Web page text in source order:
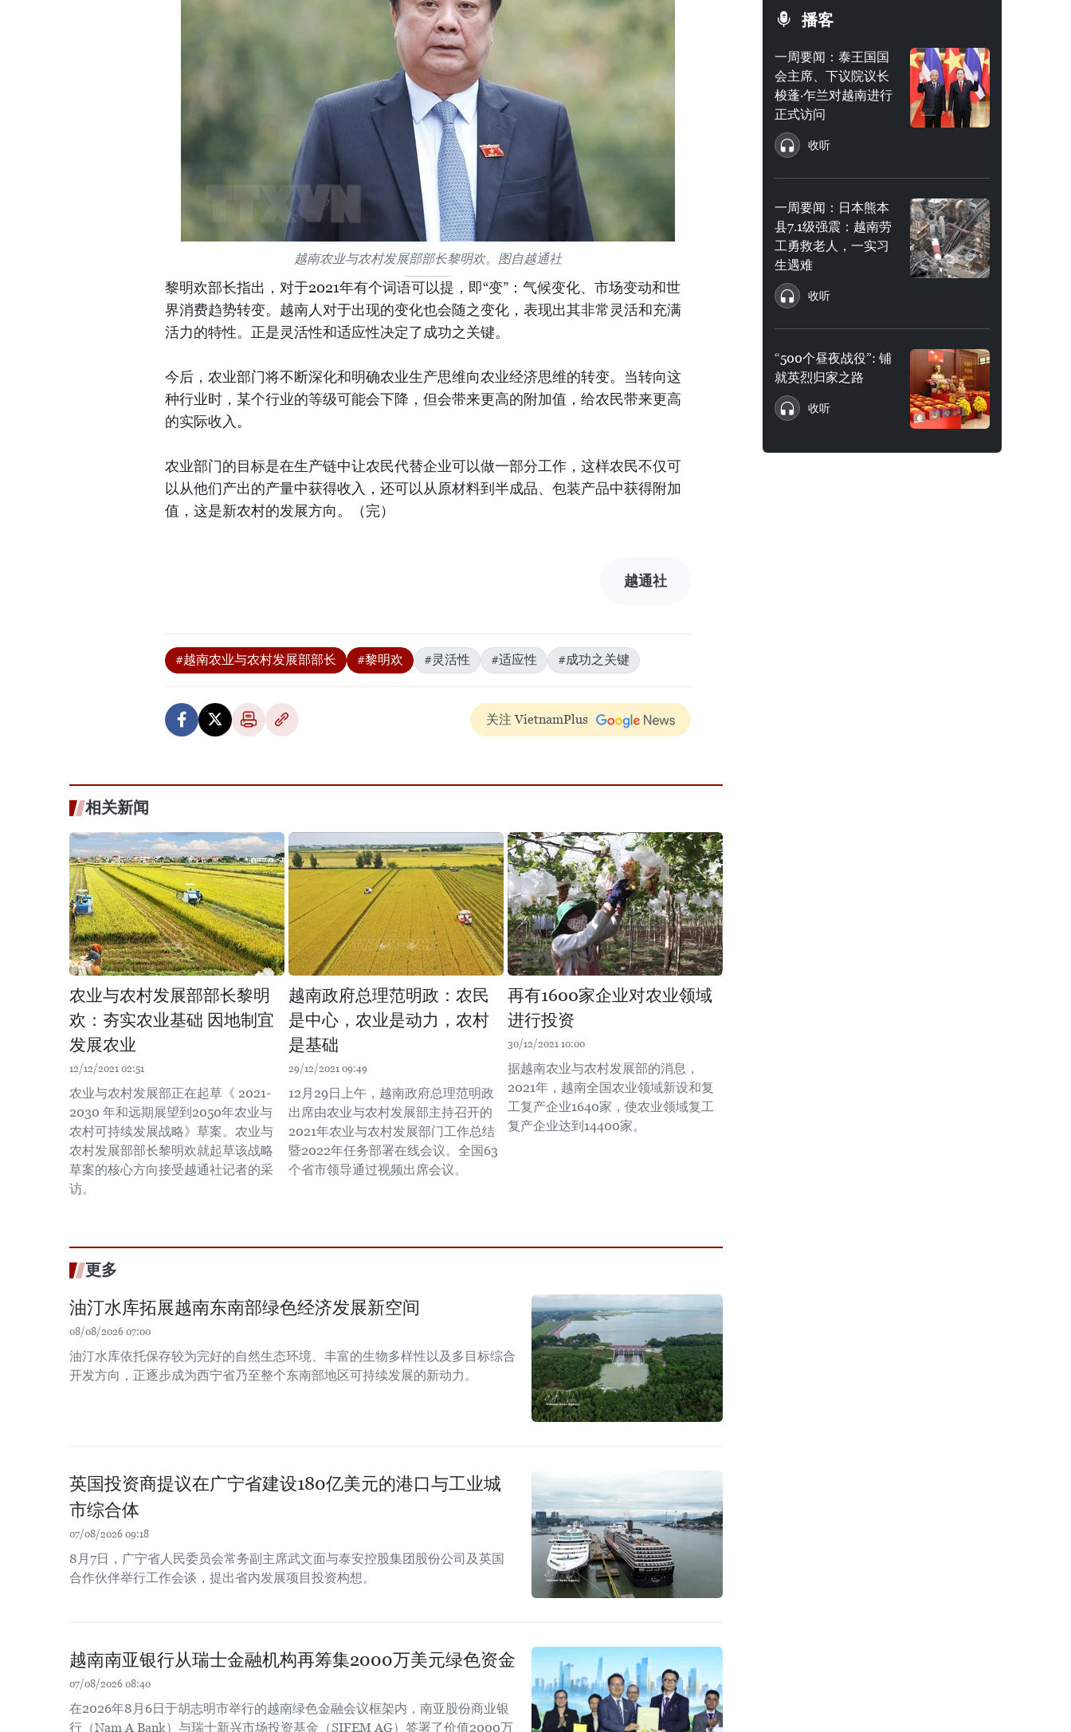
越南农业与农村发展部部长黎明欢。图自越通社
黎明欢部长指出，对于2021年有个词语可以提，即“变”：气候变化、市场变动和世
界消费趋势转变。越南人对于出现的变化也会随之变化，表现出其非常灵活和充满
活力的特性。正是灵活性和适应性决定了成功之关键。
今后，农业部门将不断深化和明确农业生产思维向农业经济思维的转变。当转向这
种行业时，某个行业的等级可能会下降，但会带来更高的附加值，给农民带来更高
的实际收入。
农业部门的目标是在生产链中让农民代替企业可以做一部分工作，这样农民不仅可
以从他们产出的产量中获得收入，还可以从原材料到半成品、包装产品中获得附加
值，这是新农村的发展方向。（完）
越通社
#越南农业与农村发展部部长 #黎明欢 #灵活性 #适应性 #成功之关键
关注 VietnamPlus
相关新闻
农业与农村发展部部长黎明
欢：夯实农业基础 因地制宜
发展农业
12/12/2021 02:51
农业与农村发展部正在起草《 2021-
2030 年和远期展望到2050年农业与
农村可持续发展战略》草案。农业与
农村发展部部长黎明欢就起草该战略
草案的核心方向接受越通社记者的采
访。
越南政府总理范明政：农民
是中心，农业是动力，农村
是基础
29/12/2021 09:49
12月29日上午，越南政府总理范明政
出席由农业与农村发展部主持召开的
2021年农业与农村发展部门工作总结
暨2022年任务部署在线会议。全国63
个省市领导通过视频出席会议。
再有1600家企业对农业领域
进行投资
30/12/2021 10:00
据越南农业与农村发展部的消息，
2021年，越南全国农业领域新设和复
工复产企业1640家，使农业领域复工
复产企业达到14400家。
更多
油汀水库拓展越南东南部绿色经济发展新空间
08/08/2026 07:00
油汀水库依托保存较为完好的自然生态环境、丰富的生物多样性以及多目标综合
开发方向，正逐步成为西宁省乃至整个东南部地区可持续发展的新动力。
英国投资商提议在广宁省建设180亿美元的港口与工业城
市综合体
07/08/2026 09:18
8月7日，广宁省人民委员会常务副主席武文面与泰安控股集团股份公司及英国
合作伙伴举行工作会谈，提出省内发展项目投资构想。
越南南亚银行从瑞士金融机构再筹集2000万美元绿色资金
07/08/2026 08:40
在2026年8月6日于胡志明市举行的越南绿色金融会议框架内，南亚股份商业银
行（Nam A Bank）与瑞士新兴市场投资基金（SIFEM AG）签署了价值2000万
播客
一周要闻：泰王国国
会主席、下议院议长
梭蓬·乍兰对越南进行
正式访问
收听
一周要闻：日本熊本
县7.1级强震：越南劳
工勇救老人，一实习
生遇难
收听
“500个昼夜战役”: 铺
就英烈归家之路
收听